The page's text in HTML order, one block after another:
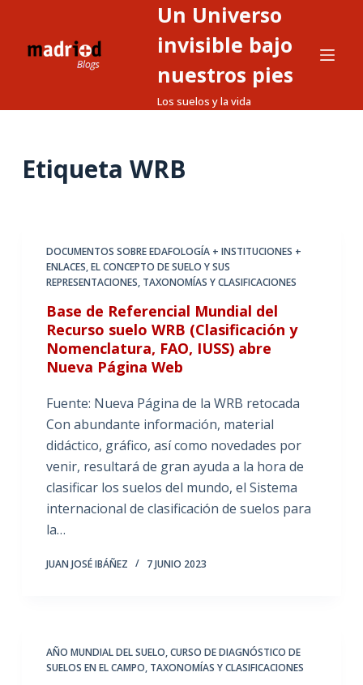
Un Universo
invisible bajo
nuestros pies
Los suelos y la vida
Etiqueta WRB
DOCUMENTOS SOBRE EDAFOLOGÍA + INSTITUCIONES +
ENLACES,EL CONCEPTO DE SUELO Y SUS
REPRESENTACIONES, TAXONOMÍAS Y CLASIFICACIONES
Base de Referencial Mundial del
Recurso suelo WRB (Clasificación y
Nomenclatura, FAO, IUSS) abre
Nueva Página Web
Fuente: Nueva Página de la WRB retocada
Con abundante información, material
didáctico, gráfico, así como novedades por
venir, resultará de gran ayuda a la hora de
clasificar los suelos del mundo, el Sistema
internacional de clasificación de suelos para
la…
JUAN JOSÉ IBÁÑEZ 7 JUNIO 2023
AÑO MUNDIAL DEL SUELO,CURSO DE DIAGNÓSTICO DE
SUELOS EN EL CAMPO, TAXONOMÍAS Y CLASIFICACIONES